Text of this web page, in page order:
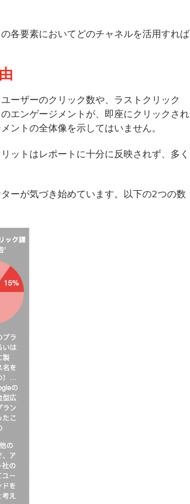
各要素においてどのチャネルを活用すれば
ーザーのクリック数や、ラストクリック
エンゲージメントが、即座にクリックされ
ントの全体像を示してはいません。
ットはレポートに十分に反映されず、多く
ーが気づき始めています。以下の2つの数